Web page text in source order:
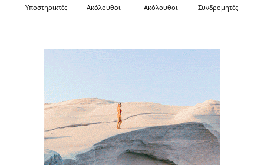
Υποστηρικτές Ακόλουθοι Ακόλουθοι Συνδρομητές